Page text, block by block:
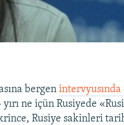
bergenintervyusında
ne içün Rusiyede
Rusiye sakinleri